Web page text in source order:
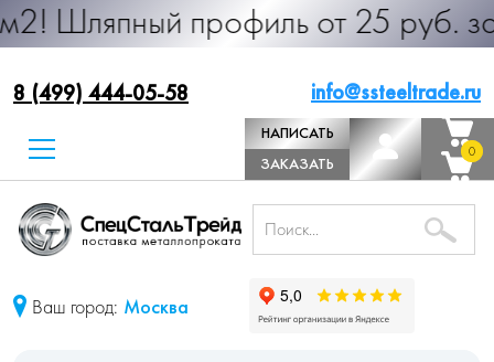
профиль от 25 руб. за м.п.
8 (499) 444-05-58 info@ssteeltrade.ru
НАПИСАТЬ
ДИРЕКТОРУ
ЗАКАЗАТЬ
ЗВОНОК
0
0
Ваш город: Москва